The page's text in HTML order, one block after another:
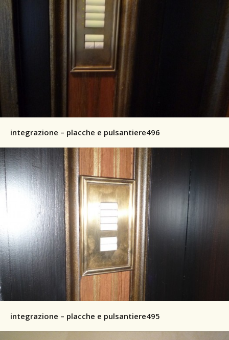
integrazione – placche e pulsantiere496
integrazione – placche e pulsantiere495